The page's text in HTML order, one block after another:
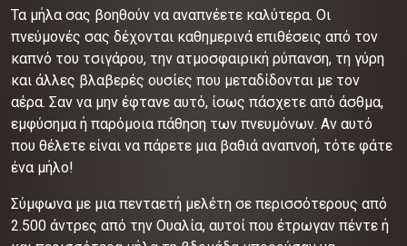
Τα μήλα σας βοηθούν να αναπνέετε καλύτερα. Οι
πνεύμονές σας δέχονται καθημερινά επιθέσεις από τον
καπνό του τσιγάρου, την ατμοσφαιρική ρύπανση, τη γύρη
και άλλες βλαβερές ουσίες που μεταδίδονται με τον
αέρα. Σαν να μην έφτανε αυτό, ίσως πάσχετε από άσθμα,
εμφύσημα ή παρόμοια πάθηση των πνευμόνων. Αν αυτό
που θέλετε είναι να πάρετε μια βαθιά αναπνοή, τότε φάτε
ένα μήλο!
Σύμφωνα με μια πενταετή μελέτη σε περισσότερους από
2.500 άντρες από την Ουαλία, αυτοί που έτρωγαν πέντε ή